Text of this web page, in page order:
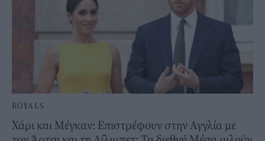
ROYALS
Χάρι και Μέγκαν: Επιστρέφουν στην Αγγλία με